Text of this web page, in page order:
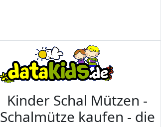
Kinder Schal Mützen -
Schalmütze kaufen - die